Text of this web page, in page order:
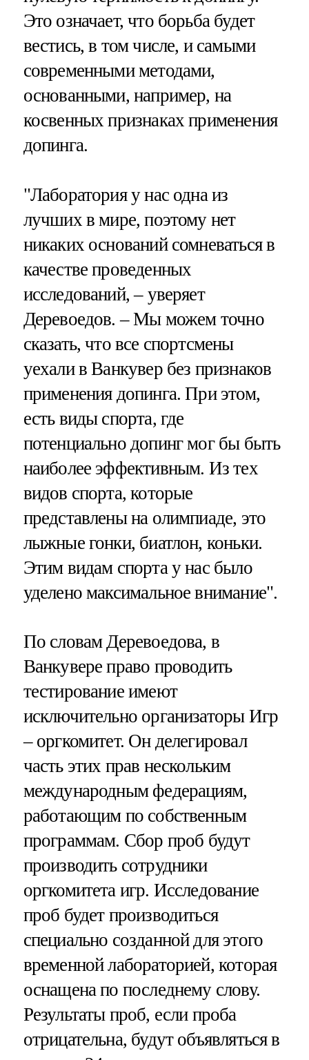
Это означает, что борьба будет
вестись, в том числе, и самыми
современными методами,
основанными, например, на
косвенных признаках применения
допинга.
"Лаборатория у нас одна из
лучших в мире, поэтому нет
никаких оснований сомневаться в
качестве проведенных
исследований, – уверяет
Деревоедов. – Мы можем точно
сказать, что все спортсмены
уехали в Ванкувер без признаков
применения допинга. При этом,
есть виды спорта, где
потенциально допинг мог бы быть
наиболее эффективным. Из тех
видов спорта, которые
представлены на олимпиаде, это
лыжные гонки, биатлон, коньки.
Этим видам спорта у нас было
уделено максимальное внимание".
По словам Деревоедова, в
Ванкувере право проводить
тестирование имеют
исключительно организаторы Игр
– оргкомитет. Он делегировал
часть этих прав нескольким
международным федерациям,
работающим по собственным
программам. Сбор проб будут
производить сотрудники
оргкомитета игр. Исследование
проб будет производиться
специально созданной для этого
временной лабораторией, которая
оснащена по последнему слову.
Результаты проб, если проба
отрицательна, будут объявляться в